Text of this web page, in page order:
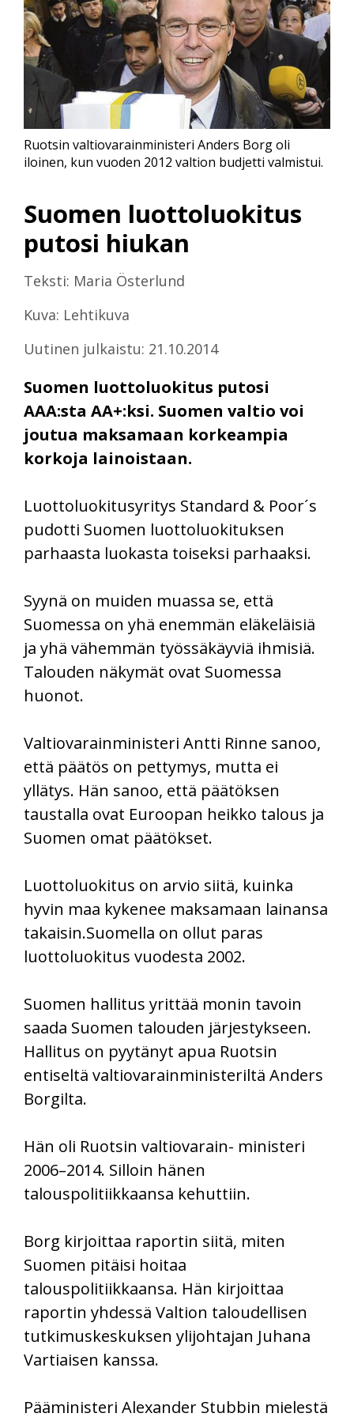
Suomen luottoluokitus
putosi hiukan
Teksti: Maria Österlund
Kuva: Lehtikuva
Uutinen julkaistu: 21.10.2014
Suomen luottoluokitus putosi
AAA:sta AA+:ksi. Suomen valtio voi
joutua maksamaan korkeampia
korkoja lainoistaan.
Ruotsin valtiovarainministeri Anders Borg oli
iloinen, kun vuoden 2012 valtion budjetti valmistui.
Luottoluokitusyritys Standard & Poor´s
pudotti Suomen luottoluokituksen
parhaasta luokasta toiseksi parhaaksi.
Syynä on muiden muassa se, että
Suomessa on yhä enemmän eläkeläisiä
ja yhä vähemmän työssäkäyviä ihmisiä.
Talouden näkymät ovat Suomessa
huonot.
Valtiovarainministeri Antti Rinne sanoo,
että päätös on pettymys, mutta ei
yllätys. Hän sanoo, että päätöksen
taustalla ovat Euroopan heikko talous ja
Suomen omat päätökset.
Luottoluokitus on arvio siitä, kuinka
hyvin maa kykenee maksamaan lainansa
takaisin.Suomella on ollut paras
luottoluokitus vuodesta 2002.
Suomen hallitus yrittää monin tavoin
saada Suomen talouden järjestykseen.
Hallitus on pyytänyt apua Ruotsin
entiseltä valtiovarainministeriltä Anders
Borgilta.
Hän oli Ruotsin valtiovarain- ministeri
2006–2014. Silloin hänen
talouspolitiikkaansa kehuttiin.
Borg kirjoittaa raportin siitä, miten
Suomen pitäisi hoitaa
talouspolitiikkaansa. Hän kirjoittaa
raportin yhdessä Valtion taloudellisen
tutkimuskeskuksen ylijohtajan Juhana
Vartiaisen kanssa.
Pääministeri Alexander Stubbin mielestä